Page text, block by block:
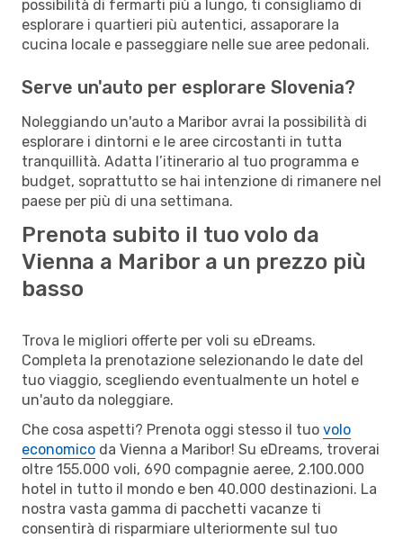
possibilità di fermarti più a lungo, ti consigliamo di
esplorare i quartieri più autentici, assaporare la
cucina locale e passeggiare nelle sue aree pedonali.
Serve un'auto per esplorare Slovenia?
Noleggiando un'auto a Maribor avrai la possibilità di
esplorare i dintorni e le aree circostanti in tutta
tranquillità. Adatta l’itinerario al tuo programma e
budget, soprattutto se hai intenzione di rimanere nel
paese per più di una settimana.
Prenota subito il tuo volo da
Vienna a Maribor a un prezzo più
basso
Trova le migliori offerte per voli su eDreams.
Completa la prenotazione selezionando le date del
tuo viaggio, scegliendo eventualmente un hotel e
un'auto da noleggiare.
Che cosa aspetti? Prenota oggi stesso il tuo volo
economico da Vienna a Maribor! Su eDreams, troverai
oltre 155.000 voli, 690 compagnie aeree, 2.100.000
hotel in tutto il mondo e ben 40.000 destinazioni. La
nostra vasta gamma di pacchetti vacanze ti
consentirà di risparmiare ulteriormente sul tuo